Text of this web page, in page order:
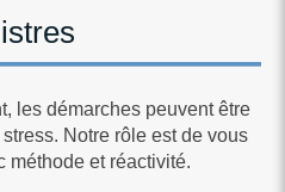
les démarches peuvent être
Notre rôle est de vous
méthode et réactivité.